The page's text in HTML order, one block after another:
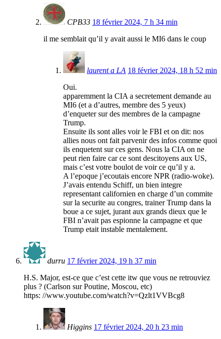
CPB33 18 février 2024, 7 h 34 min
il me semblait qu’il y avait aussi le MI6 dans le coup
laurent a LA 18 février 2024, 18 h 52 min
Oui.
apparemment la CIA a secretement demande au
MI6 (et a d’autres, membre des 5 yeux)
d’enqueter sur des membres de la campagne
Trump.
Ensuite ils sont alles voir le FBI et on dit: nos
allies nous ont fait parvenir des infos comme quoi
ils enquetent sur ces gens. Nous la CIA on ne
peut rien faire car ce sont descitoyens aux US,
mais c’est votre boulot de voir ce qu’il y a.
A l’epoque j’ecoutais encore NPR (radio-woke).
J’avais entendu Schiff, un bien integre
representant californien en charge d’un commite
sur la securite au congres, trainer Trump dans la
boue a ce sujet, jurant aux grands dieux que le
FBI n’avait pas espionne la campagne et que
Trump etait instable mentalement.
durru 17 février 2024, 19 h 37 min
H.S. Major, est-ce que c’est cette itw que vous ne retrouviez
plus ? (Carlson sur Poutine, Moscou, etc)
https: //www.youtube.com/watch?v=Qzlt1VVBcg8
Higgins 17 février 2024, 20 h 23 min